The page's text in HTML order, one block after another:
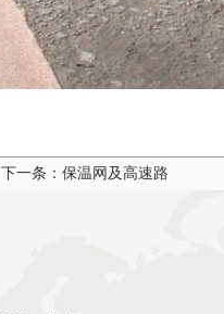
下一条：保温网及高速路